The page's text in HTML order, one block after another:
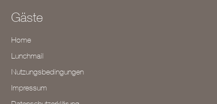
Gäste
Home
Lunchmail
Nutzungsbedingungen
Impressum